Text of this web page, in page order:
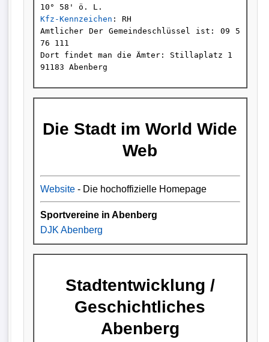
Kfz-Kennzeichen : RH
Amtlicher Der Gemeindeschlüssel ist: 09 5
76 111
Dort findet man die Ämter: Stillaplatz 1
Die Stadt im World Wide
Web
Website- Die hochoffizielle Homepage
Sportvereine in Abenberg
DJK Abenberg
Stadtentwicklung /
Geschichtliches
Abenberg